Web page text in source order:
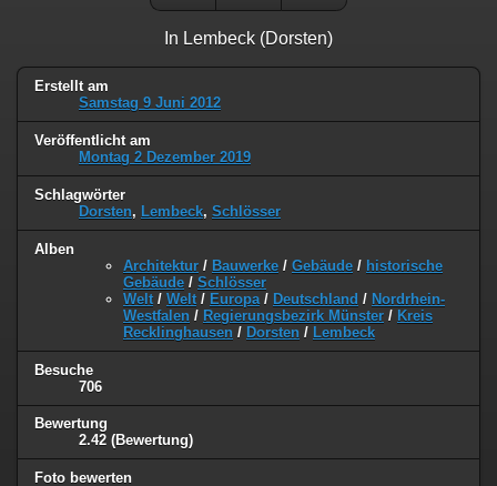
In Lembeck (Dorsten)
Erstellt am
Samstag 9 Juni 2012
Veröffentlicht am
Montag 2 Dezember 2019
Schlagwörter
Dorsten, Lembeck, Schlösser
Alben
Architektur / Bauwerke / Gebäude / historische
Gebäude / Schlösser
Welt / Welt / Europa / Deutschland / Nordrhein-
Westfalen / Regierungsbezirk Münster / Kreis
Recklinghausen / Dorsten / Lembeck
Besuche
706
Bewertung
2.42 (Bewertung)
Foto bewerten